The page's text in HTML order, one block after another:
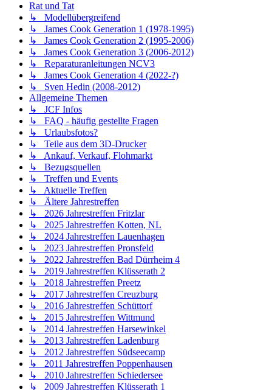
Rat und Tat
↳ Modellübergreifend
↳ James Cook Generation 1 (1978-1995)
↳ James Cook Generation 2 (1995-2006)
↳ James Cook Generation 3 (2006-2012)
↳ Reparaturanleitungen NCV3
↳ James Cook Generation 4 (2022-?)
↳ Sven Hedin (2008-2012)
Allgemeine Themen
↳ JCF Infos
↳ FAQ - häufig gestellte Fragen
↳ Urlaubsfotos?
↳ Teile aus dem 3D-Drucker
↳ Ankauf, Verkauf, Flohmarkt
↳ Bezugsquellen
↳ Treffen und Events
↳ Aktuelle Treffen
↳ Ältere Jahrestreffen
↳ 2026 Jahrestreffen Fritzlar
↳ 2025 Jahrestreffen Kotten, NL
↳ 2024 Jahrestreffen Lauenhagen
↳ 2023 Jahrestreffen Pronsfeld
↳ 2022 Jahrestreffen Bad Dürrheim 4
↳ 2019 Jahrestreffen Klüsserath 2
↳ 2018 Jahrestreffen Preetz
↳ 2017 Jahrestreffen Creuzburg
↳ 2016 Jahrestreffen Schüttorf
↳ 2015 Jahrestreffen Wittmund
↳ 2014 Jahrestreffen Harsewinkel
↳ 2013 Jahrestreffen Ladenburg
↳ 2012 Jahrestreffen Südseecamp
↳ 2011 Jahrestreffen Poppenhausen
↳ 2010 Jahrestreffen Schiedersee
↳ 2009 Jahrestreffen Klüsserath 1